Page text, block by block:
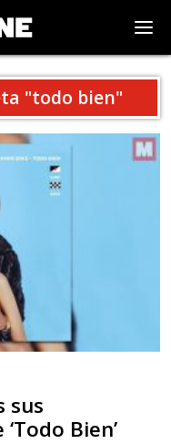
"todo bien"
sus
Bien’